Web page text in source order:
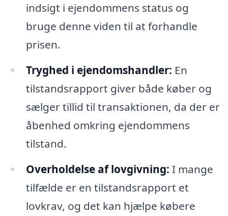
indsigt i ejendommens status og
bruge denne viden til at forhandle
prisen.
Tryghed i ejendomshandler: En
tilstandsrapport giver både køber og
sælger tillid til transaktionen, da der er
åbenhed omkring ejendommens
tilstand.
Overholdelse af lovgivning: I mange
tilfælde er en tilstandsrapport et
lovkrav, og det kan hjælpe købere